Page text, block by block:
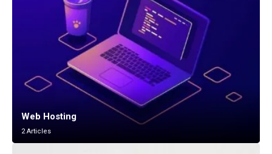
Web Hosting
2 Articles